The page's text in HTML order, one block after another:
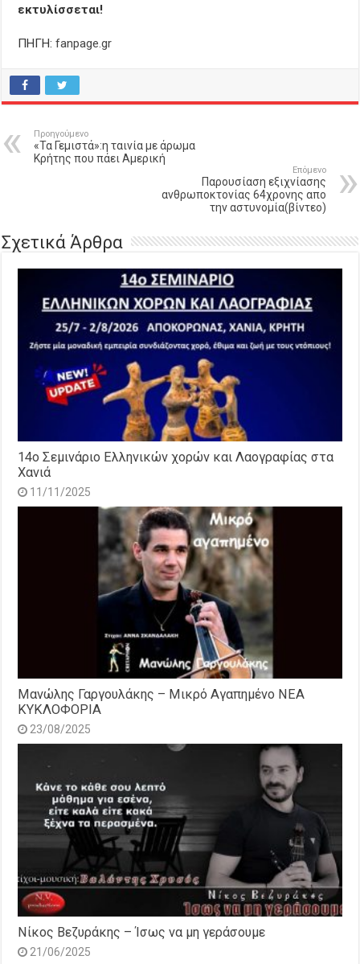
εκτυλίσσεται!
ΠΗΓΗ:fanpage.gr
Προηγούμενο
«Τα Γεμιστά»:η ταινία με άρωμα
Κρήτης που πάει Αμερική
Επόμενο
Παρουσίαση εξιχνίασης
ανθρωποκτονίας 64χρονης απο
την αστυνομία(βίντεο)
Σχετικά Άρθρα
14o Σεμινάριο Ελληνικών χορών και Λαογραφίας στα
Χανιά
11/11/2025
Μανώλης Γαργουλάκης – Μικρό Αγαπημένο NEΑ
ΚΥΚΛΟΦΟΡΙΑ
23/08/2025
Νίκος Βεζυράκης – Ίσως να μη γεράσουμε
21/06/2025